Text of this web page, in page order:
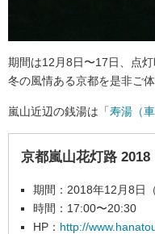
期間は12月8日〜17日、点
冬の風情ある京都を是非ご
嵐山近辺の銭湯は「寿湯（車
京都嵐山花灯路 2018
期間：2018年12月8日
時間：17:00〜20:30
HP： http://